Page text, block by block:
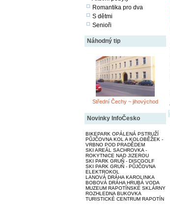
Romantika pro dva
S dětmi
Senioři
Náhodný tip
Střední Čechy ~ jihovýchod
Novinky InfoČesko
BIKEPARK OPÁLENÁ PSTRUŽÍ
PŮJČOVNA KOL A KOLOBĚŽEK -
VRBNO POD PRADĚDEM
SKI AREÁL SACHROVKA -
ROKYTNICE NAD JIZEROU
SKI PARK GRUŇ - DISCGOLF
SKI PARK GRUŇ - PŮJČOVNA
ELEKTROKOL
LANOVÁ DRÁHA KAROLINKA
BOBOVÁ DRÁHA HRUBÁ VODA
MUZEUM RAPOTÍNSKÉ SKLÁRNY
ROZHLEDNA BUKOVKA
TURISTICKÉ CENTRUM RAPOTÍN